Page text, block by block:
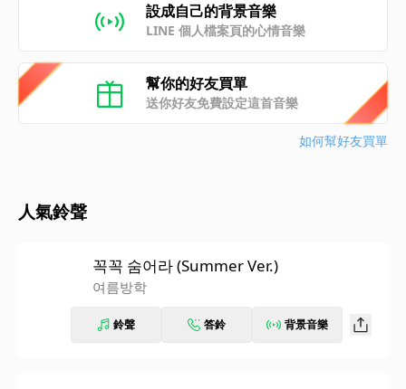
設成自己的背景音樂
LINE 個人檔案頁的心情音樂
幫你的好友買單
送你好友免費設定這首音樂
如何幫好友買單
人氣鈴聲
꼭꼭 숨어라 (Summer Ver.)
여름방학
鈴聲 答鈴 背景音樂